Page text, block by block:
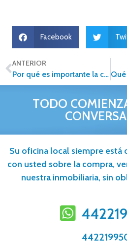
Facebook
ANTERIOR
Por qué es importante la capacitación en el sector inmobiliario
TODO
Su oficina local siempre está
con usted sobre la compra,
nuestra inmobiliaria, sin